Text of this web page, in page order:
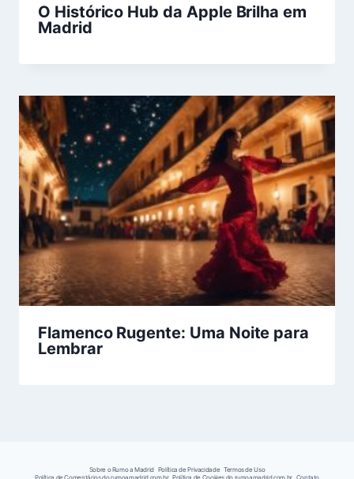
O Histórico Hub da Apple Brilha em
Madrid
Flamenco Rugente: Uma Noite para
Lembrar
Sobre o Rumo a Madrid Política de Privacidade Termos de Uso